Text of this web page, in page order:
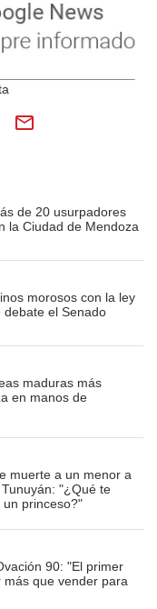
de 20 usurpadores
la Ciudad de Mendoza
morosos con la ley
el Senado
maduras más
en manos de
muerte a un menor a
"¿Qué te
un princeso?"
90: "El primer
que vender para